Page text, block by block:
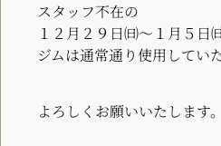
スタッフ不在の
１２月２９日㈰～１月５日
ジムは通常通り使用してい
よろしくお願いいたします。